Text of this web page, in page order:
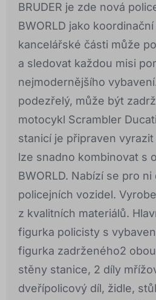
BRUDER je zde nová
BWORLD jako
kancelářské části může
a sledovat každou misi
nejmodernějšího
podezřelý, může být
motocykl Scrambler
stanicí je připraven
lze snadno kombinovat s
BWORLD. Nabízí se pro
policejních vozidel.
z kvalitních materiálů.
figurka policisty s
figurka zadrženého2
stěny stanice, 2 díly
dveřípolicový díl, židle,